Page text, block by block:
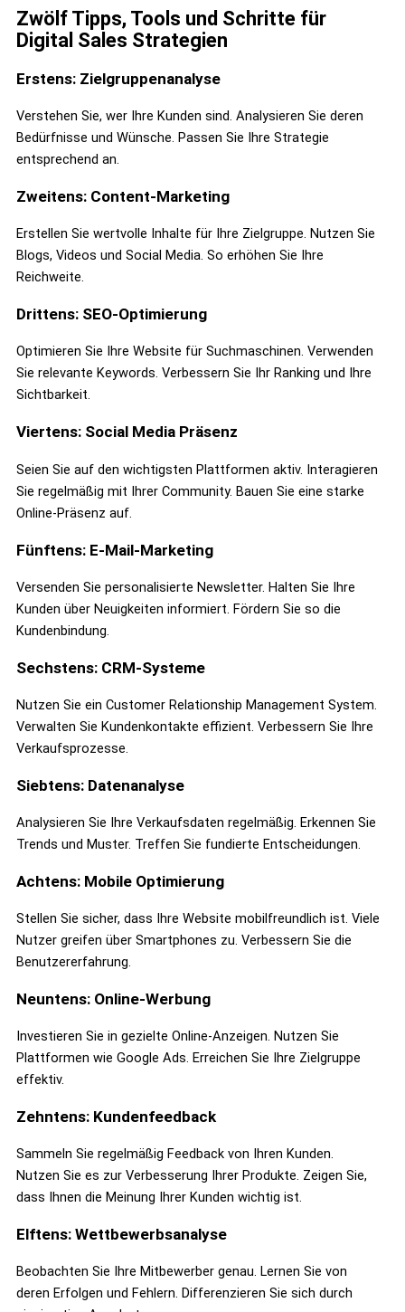
Zwölf Tipps, Tools und Schritte für
Digital Sales Strategien
Erstens: Zielgruppenanalyse
Verstehen Sie, wer Ihre Kunden sind. Analysieren Sie deren
Bedürfnisse und Wünsche. Passen Sie Ihre Strategie
entsprechend an.
Zweitens: Content-Marketing
Erstellen Sie wertvolle Inhalte für Ihre Zielgruppe. Nutzen Sie
Blogs, Videos und Social Media. So erhöhen Sie Ihre
Reichweite.
Drittens: SEO-Optimierung
Optimieren Sie Ihre Website für Suchmaschinen. Verwenden
Sie relevante Keywords. Verbessern Sie Ihr Ranking und Ihre
Sichtbarkeit.
Viertens: Social Media Präsenz
Seien Sie auf den wichtigsten Plattformen aktiv. Interagieren
Sie regelmäßig mit Ihrer Community. Bauen Sie eine starke
Online-Präsenz auf.
Fünftens: E-Mail-Marketing
Versenden Sie personalisierte Newsletter. Halten Sie Ihre
Kunden über Neuigkeiten informiert. Fördern Sie so die
Kundenbindung.
Sechstens: CRM-Systeme
Nutzen Sie ein Customer Relationship Management System.
Verwalten Sie Kundenkontakte effizient. Verbessern Sie Ihre
Verkaufsprozesse.
Siebtens: Datenanalyse
Analysieren Sie Ihre Verkaufsdaten regelmäßig. Erkennen Sie
Trends und Muster. Treffen Sie fundierte Entscheidungen.
Achtens: Mobile Optimierung
Stellen Sie sicher, dass Ihre Website mobilfreundlich ist. Viele
Nutzer greifen über Smartphones zu. Verbessern Sie die
Benutzererfahrung.
Neuntens: Online-Werbung
Investieren Sie in gezielte Online-Anzeigen. Nutzen Sie
Plattformen wie Google Ads. Erreichen Sie Ihre Zielgruppe
effektiv.
Zehntens: Kundenfeedback
Sammeln Sie regelmäßig Feedback von Ihren Kunden.
Nutzen Sie es zur Verbesserung Ihrer Produkte. Zeigen Sie,
dass Ihnen die Meinung Ihrer Kunden wichtig ist.
Elftens: Wettbewerbsanalyse
Beobachten Sie Ihre Mitbewerber genau. Lernen Sie von
deren Erfolgen und Fehlern. Differenzieren Sie sich durch